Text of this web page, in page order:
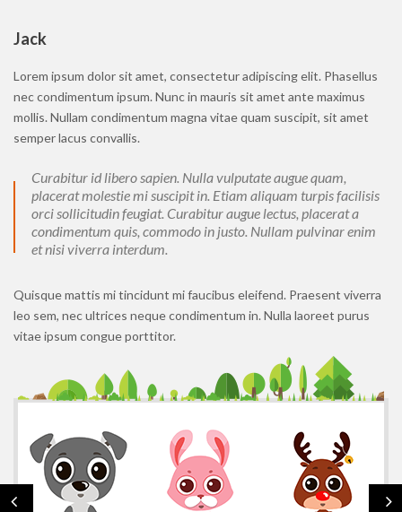
aliqua. Ut enim ad minim veniam, quis nostrud exercitation
Duis aute irure dolor in reprehenderit in voluptate velit esse
cillum dolore eu fugiat nulla pariatur. Excepteur sint occaecat
cupidatat non proident, sunt in culpa qui officia deserunt
mollit anim id est laborum.
Sed ut perspiciatis unde omnis iste natus error sit
voluptatem accusantium doloremque laudantium, totam rem
aperiam, eaque ipsa quae ab illo inventore veritatis et quasi
architecto beatae vitae dicta sunt explicabo. Nemo enim
ipsam voluptatem quia voluptas sit aspernatur aut odit aut
voluptatem sequi nesciunt. Neque porro quisquam est, qui
dolorem ipsum quia dolor sit amet, consectetur, adipisci velit,
sed quia non numquam eius modi tempora
Jack
Lorem ipsum dolor sit amet, consectetur adipiscing elit. Phasellus
nec condimentum ipsum. Nunc in mauris sit amet ante maximus
mollis. Nullam condimentum magna vitae quam suscipit, sit amet
semper lacus convallis.
Curabitur id libero sapien. Nulla vulputate augue quam,
placerat molestie mi suscipit in. Etiam aliquam turpis facilisis
orci sollicitudin feugiat. Curabitur augue lectus, placerat a
condimentum quis, commodo in justo. Nullam pulvinar enim
et nisi viverra interdum.
Quisque mattis mi tincidunt mi faucibus eleifend. Praesent viverra
leo sem, nec ultrices neque condimentum in. Nulla laoreet purus
vitae ipsum congue porttitor.